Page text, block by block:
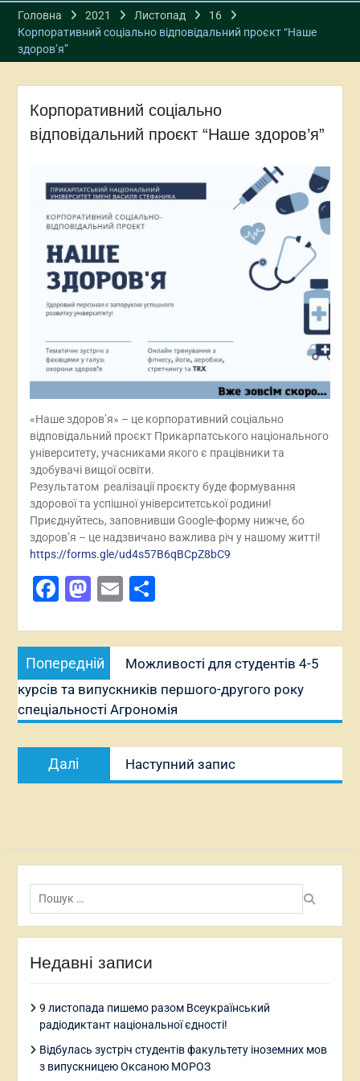
Головна 2021 Листопад
16
Корпоративний соціально відповідальний проєкт “Наше
здоров’я”
Корпоративний соціально
відповідальний проєкт “Наше здоров’я”
«Наше здоров’я» – це корпоративний соціально
відповідальний проєкт Прикарпатського національного
університету, учасниками якого є працівники та
здобувачі вищої освіти.
Результатом реалізації проєкту буде формування
здорової та успішної університетської родини!
Приєднуйтесь, заповнивши Google-форму нижче, бо
здоров’я – це надзвичано важлива річ у нашому житті!
https://forms.gle/ud4s57B6qBCpZ8bC9
Facebook
Mastodon
EmailПоділитися
Навігація
записів
Попередній
запис:
Можливості для студентів 4-5
курсів та випускників першого-другого року
спеціальності Агрономія
Далі
запис:
Наступний запис
Пошук:
Недавні записи
9 листопада пишемо разом Всеукраїнський
радіодиктант національної єдності!
Відбулась зустріч студентів факультету іноземних мов
з випускницею Оксаною МОРОЗ